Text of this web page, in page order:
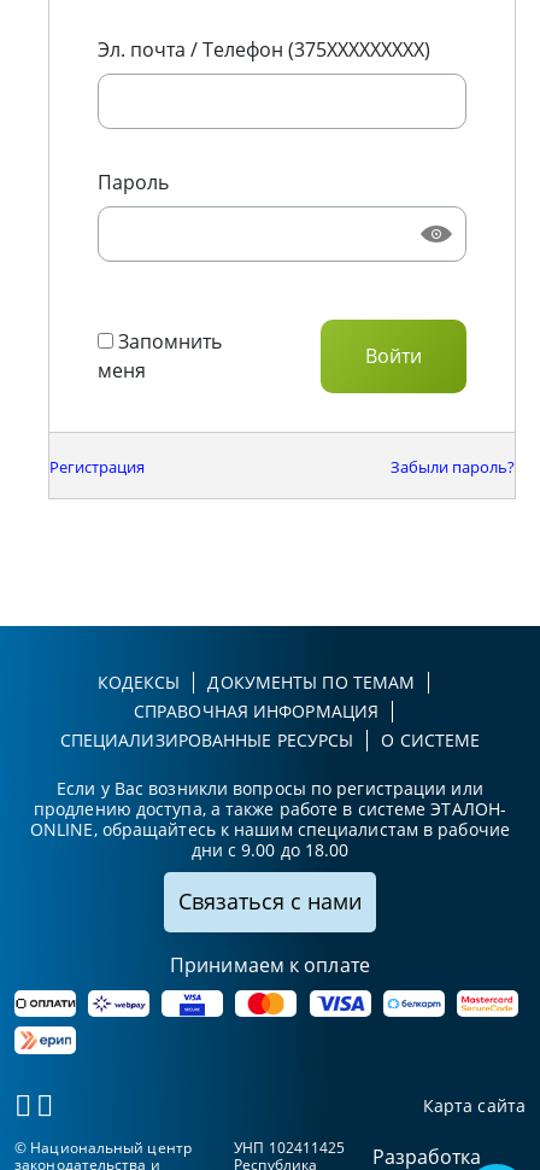
Эл. почта / Телефон (375XXXXXXXXX)
Пароль
Запомнить
меня
Регистрация Забыли пароль?
КОДЕКСЫ
ДОКУМЕНТЫ ПО ТЕМАМ
СПРАВОЧНАЯ ИНФОРМАЦИЯ
СПЕЦИАЛИЗИРОВАННЫЕ РЕСУРСЫ
О СИСТЕМЕ
Если у Вас возникли вопросы по регистрации или
продлению доступа, а также работе в системе ЭТАЛОН-
ONLINE, обращайтесь к нашим специалистам в рабочие
дни с 9.00 до 18.00
Связаться с нами
Принимаем к оплате
Карта сайта
© Национальный центр
законодательства и
УНП 102411425
Республика
Разработка